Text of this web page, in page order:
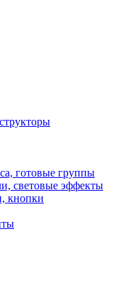
готовые группы
световые эффекты
кнопки